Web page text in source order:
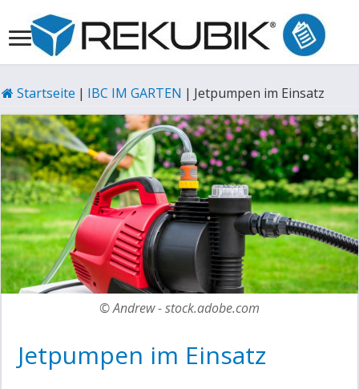
Startseite | IBC IM GARTEN | Jetpumpen im Einsatz
© Andrew - stock.adobe.com
Jetpumpen im Einsatz